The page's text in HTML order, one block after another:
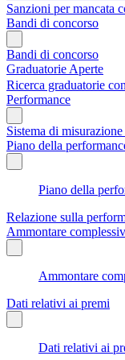
Sanzioni per mancata
Bandi di concorso
Bandi di concorso
Graduatorie Aperte
Ricerca graduatorie
Performance
Sistema di
Piano della
Piano della
Relazione sulla
Ammontare
Ammontare
Dati relativi ai premi
Dati relativi ai